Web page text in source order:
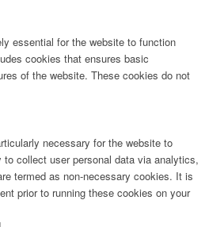
essential for the website to function
cookies that ensures basic
of the website. These cookies do not
necessary for the website to
collect user personal data via analytics,
termed as non-necessary cookies. It is
prior to running these cookies on your